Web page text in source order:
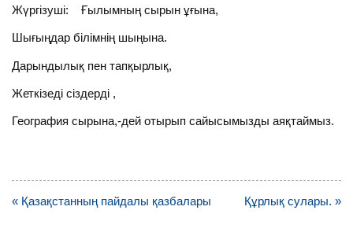
Жүргізуші: Ғылымның сырын ұғына,
Шығыңдар білімнің шыңына.
Дарындылық пен тапқырлық,
Жеткізеді сіздерді ,
География сырына,-дей отырып сайысымызды аяқтаймыз.
Навигация
« Қазақстанның пайдалы қазбалары Құрлық сулары. »